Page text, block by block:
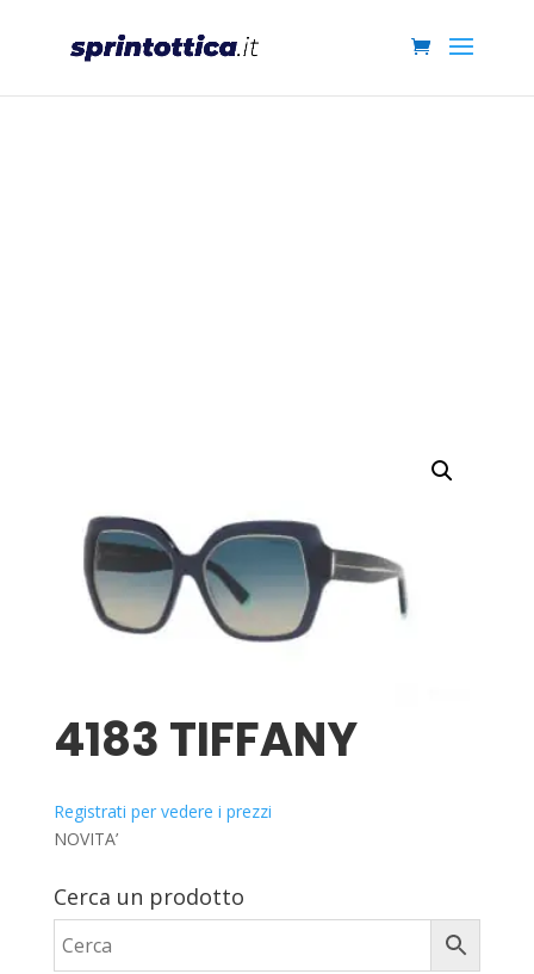
4183 TIFFANY
Registrati per vedere i prezzi
NOVITA’
Cerca un prodotto